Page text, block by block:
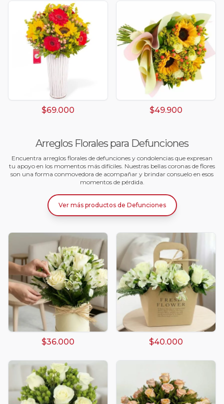
$69.000 $49.900
Arreglos Florales para Defunciones
Encuentra arreglos florales de defunciones y condolencias que expresan
tu apoyo en los momentos más difíciles. Nuestras bellas coronas de flores
son una forma conmovedora de acompañar y brindar consuelo en esos
momentos de pérdida.
Ver más productos de Defunciones
$36.000 $40.000
Arreglos damasco
Arreglos de Globos